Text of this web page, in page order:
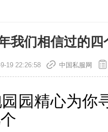
我们相信过的
19 22:26:58 中国私服网
园精心为你